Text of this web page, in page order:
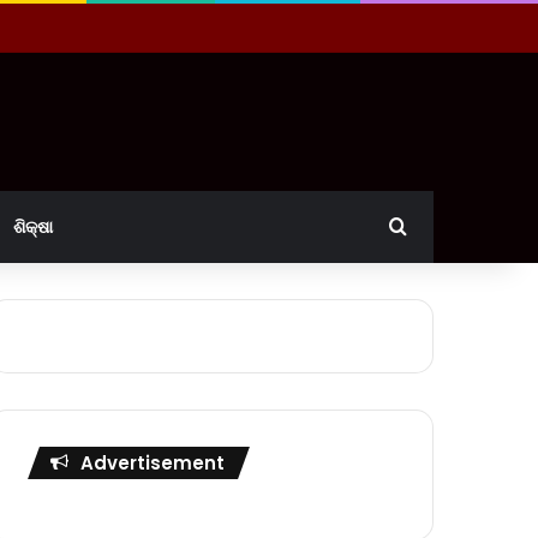
ଶିକ୍ଷା Search for
Advertisement